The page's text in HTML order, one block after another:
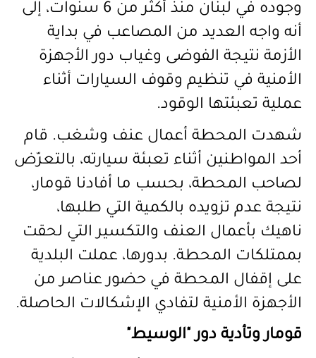
وجوده في لبنان منذ أكثر من 6 سنوات، إلى
أنه واجه العديد من المصاعب في بداية
الأزمة نتيجة الفوضى وغياب دور الأجهزة
الأمنية في تنظيم وقوف السيارات أثناء
عملية تعبئتها الوقود.
شهدت المحطة أعمال عنف وشغب. قام
أحد المواطنين أثناء تعبئة سيارته، بالتعرّض
لصاحب المحطة، بحسب ما أفادنا قومار،
نتيجة عدم تزويده بالكمية التي طلبها،
ناهيك بأعمال العنف والتكسير التي لحقت
بممتلكات المحطة. بدورها، عملت البلدية
على إقفال المحطة في حضور عناصر من
الأجهزة الأمنية لتفادي الإشكالات الحاصلة.
قومار وتأدية دور "الوسيط"